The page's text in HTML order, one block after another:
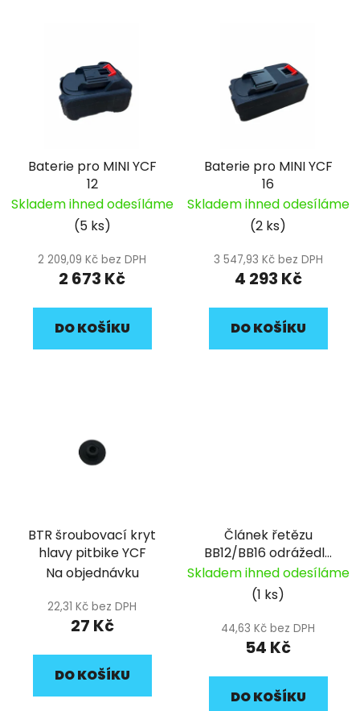
u
Baterie pro MINI YCF
12
Skladem ihned odesíláme
(5 ks)
2 209,09 Kč bez DPH
2 673 Kč
DO KOŠÍKU
Baterie pro MINI YCF
16
Skladem ihned odesíláme
(2 ks)
3 547,93 Kč bez DPH
4 293 Kč
DO KOŠÍKU
BTR šroubovací kryt
hlavy pitbike YCF
Na objednávku
22,31 Kč bez DPH
27 Kč
DO KOŠÍKU
Článek řetězu
BB12/BB16 odrážedlo
YCF
Skladem ihned odesíláme
(1 ks)
44,63 Kč bez DPH
54 Kč
DO KOŠÍKU